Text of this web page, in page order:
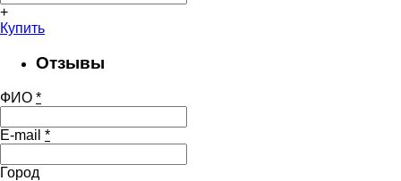
+
Купить
Отзывы
ФИО *
E-mail *
Город